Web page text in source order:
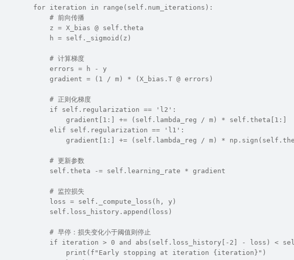
        for iteration in range(self.num_iterations):
            # 前向传播
            z = X_bias @ self.theta
            h = self._sigmoid(z)
            # 计算梯度
            errors = h - y
            gradient = (1 / m) * (X_bias.T @ errors)
            # 正则化梯度
            if self.regularization == 'l2':
                gradient[1:] += (self.lambda_reg / m) * self.theta[1:]
            elif self.regularization == 'l1':
gradient[1:] += (self.lambda_reg / m) *
            # 更新参数
            self.theta -= self.learning_rate * gradient
            # 监控损失
            loss = self._compute_loss(h, y)
            self.loss_history.append(loss)
            # 早停：损失变化小于阈值则停止
if iteration > 0 and abs(self.loss_history[-2] - loss) <
                print(f"Early stopping at iteration {iteration}")